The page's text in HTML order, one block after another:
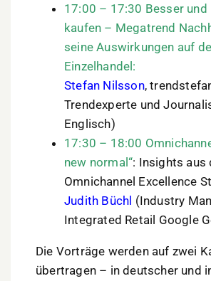
17:00 – 17:30 Besser und
kaufen – Megatrend
seine Auswirkungen auf
Einzelhandel:
Stefan Nilsson,
Trendexperte und
Englisch)
17:30 – 18:00
new normal“: Insights aus
Omnichannel Excellence
Judith Büchl (Industry
Integrated Retail Google
Die Vorträge werden auf zwei
übertragen – in deutscher und